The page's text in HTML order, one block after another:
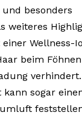
besonders
weiteres
Wellness-
beim
verhindert.
sogar